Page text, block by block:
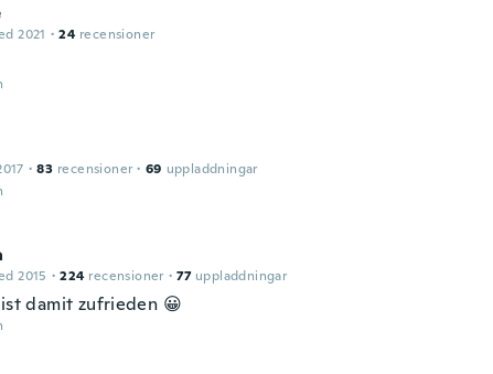
2021 · 24 recensioner
· 83 recensioner · 69 uppladdningar
2015 · 224 recensioner · 77 uppladdningar
damit zufrieden 😀